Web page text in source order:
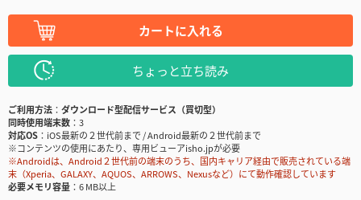
カートに入れる
ちょっと立ち読み
ご利用方法
ダウンロード型配信サービス（買切型）
同時使用端末数
3
対応OS
iOS最新の２世代前まで / Android最新の２世代前まで
※コンテンツの使用にあたり、専用ビューアisho.jpが必要
※Androidは、Android２世代前の端末のうち、国内キャリア経由で販売されている端
末（Xperia、GALAXY、AQUOS、ARROWS、Nexusなど）にて動作確認しています
必要メモリ容量
6 MB以上